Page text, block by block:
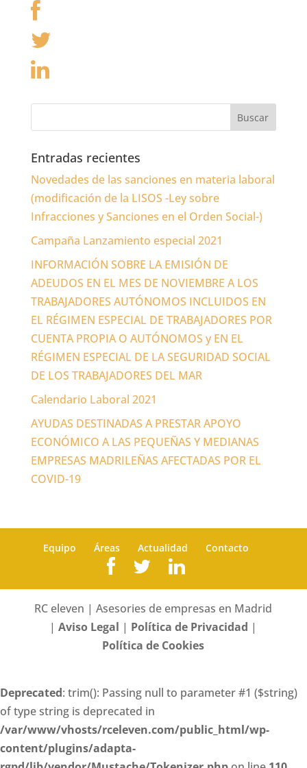
Entradas recientes
Novedades de las sanciones en materia laboral
(modificación de la LISOS -Ley sobre
Infracciones y Sanciones en el Orden Social-)
Campaña Lanzamiento especial 2021
INFORMACIÓN SOBRE LA EMISIÓN DE
ADEUDOS EN EL MES DE NOVIEMBRE A LOS
TRABAJADORES AUTÓNOMOS INCLUIDOS EN
EL RÉGIMEN ESPECIAL DE TRABAJADORES POR
CUENTA PROPIA O AUTÓNOMOS y EN EL
RÉGIMEN ESPECIAL DE LA SEGURIDAD SOCIAL
DE LOS TRABAJADORES DEL MAR
Calendario Laboral 2021
AYUDAS DESTINADAS A PRESTAR APOYO
ECONÓMICO A LAS PEQUEÑAS Y MEDIANAS
EMPRESAS MADRILEÑAS AFECTADAS POR EL
COVID-19
Equipo Áreas Actualidad Contacto
RC eleven | Asesories de empresas en Madrid
|Aviso Legal | Política de Privacidad |
Política de Cookies
Deprecated: trim(): Passing null to parameter #1 ($string)
of type string is deprecated in
/var/www/vhosts/rceleven.com/public_html/wp-
content/plugins/adapta-